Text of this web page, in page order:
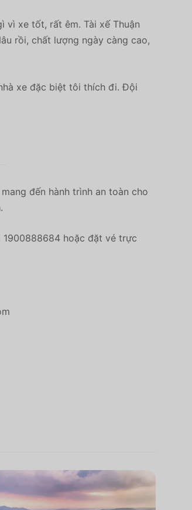
vì xe tốt, rất êm. Tài xế Thuận
rồi, chất lượng ngày càng cao,
xe đặc biệt tôi thích đi. Đội
đến hành trình an toàn cho
1900888684 hoặc đặt vé trực